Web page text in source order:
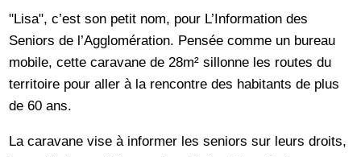
"Lisa", c’est son petit nom, pour L’Information des
Seniors de l’Agglomération. Pensée comme un bureau
mobile, cette caravane de 28m² sillonne les routes du
territoire pour aller à la rencontre des habitants de plus
de 60 ans.
La caravane vise à informer les seniors sur leurs droits,